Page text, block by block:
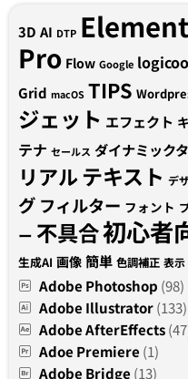
3D AI DTP
Pro Flow Google
Grid macOS TIPS
ジェット エフェクト
テナ セールス ダイナミック
リアルテキスト デ
グ フィルター フォント
ー 不具合初心者
生成AI 画像 簡単 色調補正 表示
Adobe Photoshop (98)
Adobe Illustrator(133)
Adobe AfterEffects
Adoe Premiere (1)
Adobe Bridge (13)